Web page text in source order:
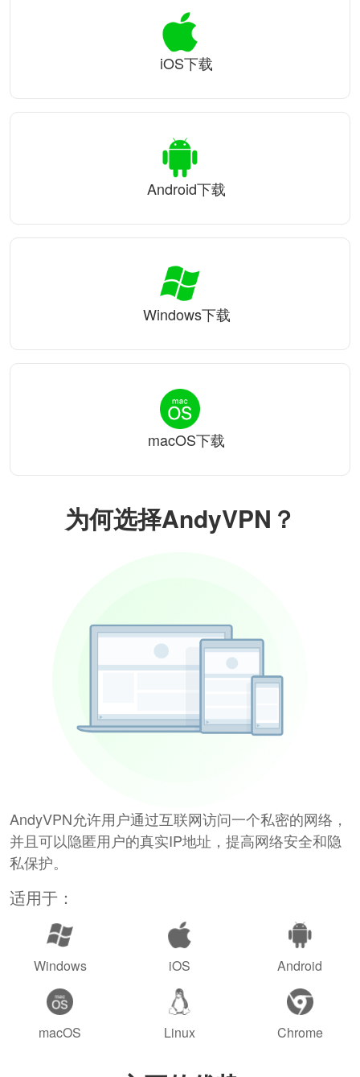
为何选择AndyVPN？
AndyVPN允许用户通过互联网访问一个私密的网络，
并且可以隐匿用户的真实IP地址，提高网络安全和隐
私保护。
适用于：
Windows iOS Android
macOS Linux Chrome
iOS下载
Android下载
Windows下载
macOS下载